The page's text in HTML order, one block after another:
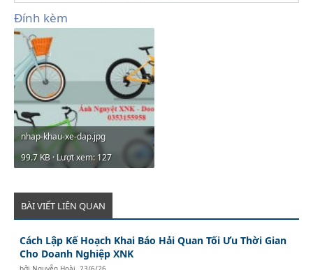
Đính kèm
nhap-khau-xe-dap.jpg
99.7 KB · Lượt xem: 127
BÀI VIẾT LIÊN QUAN
Cách Lập Kế Hoạch Khai Báo Hải Quan Tối Ưu Thời Gian
Cho Doanh Nghiệp XNK